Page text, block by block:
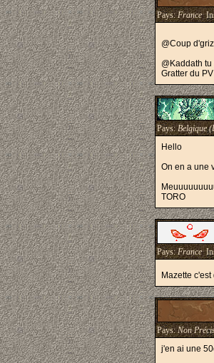
Pays:France
@Coup
@Kaddath
Gratter du
Pays:Belgique
Hello
On en a une
TORO
Pays:France
Mazette
Pays:Non
j'en ai une